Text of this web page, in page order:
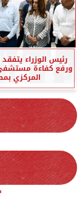
رئيس الوزراء
ورفع كفاءة
المركزي